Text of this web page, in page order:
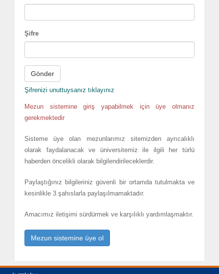
Şifre
Gönder
Şifrenizi unuttuysanız tıklayınız
Mezun sistemine giriş yapabilmek için üye olmanız
gerekmektedir
Sisteme üye olan mezunlarımız sitemizden ayrıcalıklı
olarak faydalanacak ve üniversitemiz ile ilgili her türlü
haberden öncelikli olarak bilgilendirileceklerdir.
Paylaştığınız bilgileriniz güvenli bir ortamda tutulmakta ve
kesinlikle 3.şahıslarla paylaşılmamaktadır.
Amacımız iletişimi sürdürmek ve karşılıklı yardımlaşmaktır.
Mezun sistemine üye ol